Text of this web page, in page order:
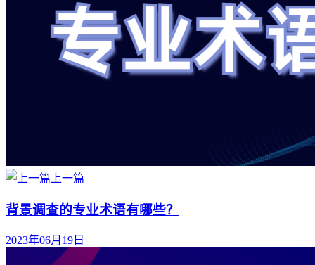
上一篇
背景调查的专业术语有哪些？
2023年06月19日